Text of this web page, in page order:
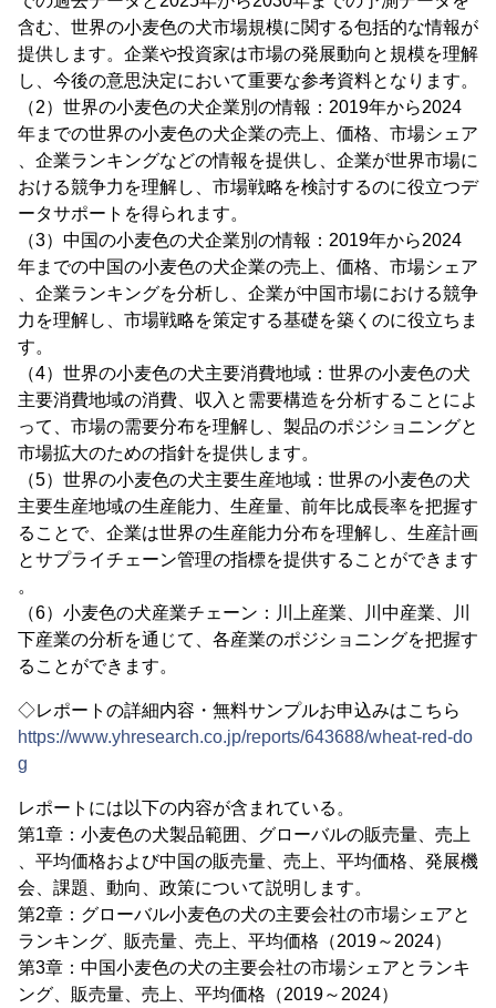
含む、世界の小麦色の犬市場規模に関する包括的な情報が
提供します。企業や投資家は市場の発展動向と規模を理解
し、今後の意思決定において重要な参考資料となります。
（2）世界の小麦色の犬企業別の情報：2019年から2024
年までの世界の小麦色の犬企業の売上、価格、市場シェア
、企業ランキングなどの情報を提供し、企業が世界市場に
おける競争力を理解し、市場戦略を検討するのに役立つデ
ータサポートを得られます。
（3）中国の小麦色の犬企業別の情報：2019年から2024
年までの中国の小麦色の犬企業の売上、価格、市場シェア
、企業ランキングを分析し、企業が中国市場における競争
力を理解し、市場戦略を策定する基礎を築くのに役立ちま
す。
（4）世界の小麦色の犬主要消費地域：世界の小麦色の犬
主要消費地域の消費、収入と需要構造を分析することによ
って、市場の需要分布を理解し、製品のポジショニングと
市場拡大のための指針を提供します。
（5）世界の小麦色の犬主要生産地域：世界の小麦色の犬
主要生産地域の生産能力、生産量、前年比成長率を把握す
ることで、企業は世界の生産能力分布を理解し、生産計画
とサプライチェーン管理の指標を提供することができます
。
（6）小麦色の犬産業チェーン：川上産業、川中産業、川
下産業の分析を通じて、各産業のポジショニングを把握す
ることができます。
◇レポートの詳細内容・無料サンプルお申込みはこちら
https://www.yhresearch.co.jp/reports/643688/wheat-red-do
g
レポートには以下の内容が含まれている。
第1章：小麦色の犬製品範囲、グローバルの販売量、売上
、平均価格および中国の販売量、売上、平均価格、発展機
会、課題、動向、政策について説明します。
第2章：グローバル小麦色の犬の主要会社の市場シェアと
ランキング、販売量、売上、平均価格（2019～2024）
第3章：中国小麦色の犬の主要会社の市場シェアとランキ
ング、販売量、売上、平均価格（2019～2024）